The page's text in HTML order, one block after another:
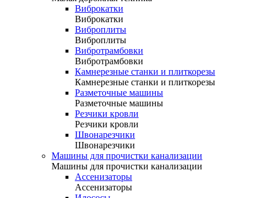
Виброкатки
Виброкатки
Виброплиты
Виброплиты
Вибротрамбовки
Вибротрамбовки
Камнерезные станки и плиткорезы
Камнерезные станки и плиткорезы
Разметочные машины
Разметочные машины
Резчики кровли
Резчики кровли
Швонарезчики
Швонарезчики
Машины для прочистки канализации
Машины для прочистки канализации
Ассенизаторы
Ассенизаторы